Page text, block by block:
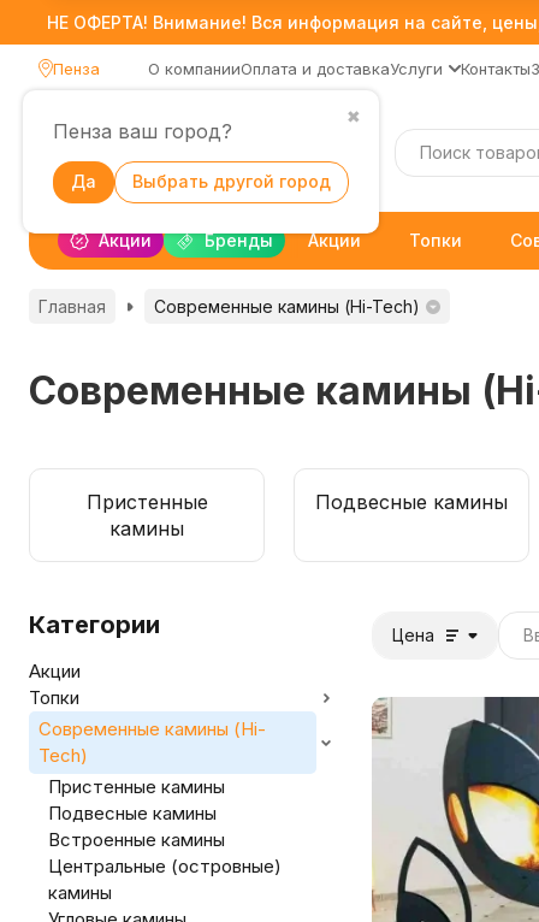
НЕ ОФЕРТА! Внимание! Вся информация на сайте,
Пенза
✖
Пенза ваш город?
Да Выбрать другой город
О компанииОплата и доставкаУслуги Контакты
Акции Бренды Акции Топки
Главная Современные камины (Hi-Tech)
Современные камины
Пристенные
камины
Подвесные камины
Цена
Категории
Акции
Топки
Современные камины (Hi-
Tech)
Пристенные камины
Подвесные камины
Встроенные камины
Центральные (островные)
камины